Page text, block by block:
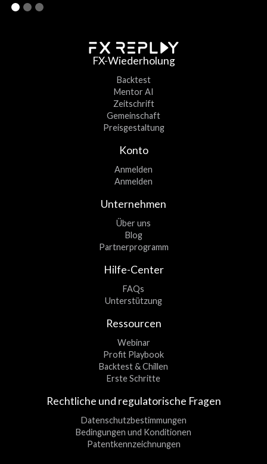
FX-Wiederholung
Backtest
Mentor AI
Zeitschrift
Gemeinschaft
Preisgestaltung
Konto
Anmelden
Anmelden
Unternehmen
Über uns
Blog
Partnerprogramm
Hilfe-Center
FAQs
Unterstützung
Ressourcen
Webinar
Profit Playbook
Backtest & Chillen
Erste Schritte
Rechtliche und regulatorische Fragen
Datenschutzbestimmungen
Bedingungen und Konditionen
Patentkennzeichnungen